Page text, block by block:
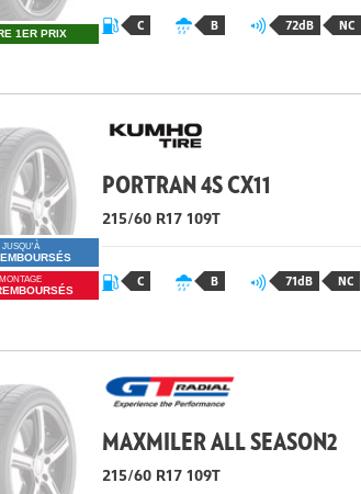
1ER PRIX
C B 72dB NC
JUSQU'À
MONTAGE
PORTRAN 4S CX11
215/60 R17 109T
C B 71dB NC
MAXMILER ALL SEASON2
215/60 R17 109T